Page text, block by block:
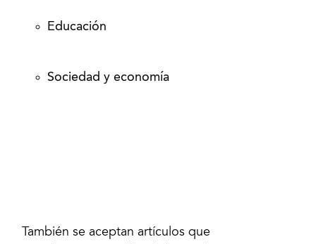
Educación
Sociedad y economía
También se aceptan artículos que